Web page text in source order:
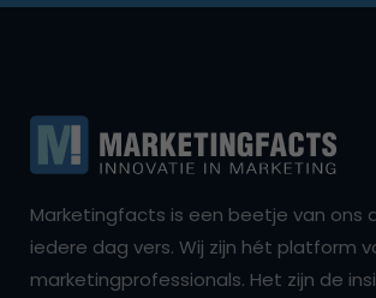
Marketingfacts is een beetje van ons
iedere dag vers. Wij zijn hét platform
marketingprofessionals. Het zijn de